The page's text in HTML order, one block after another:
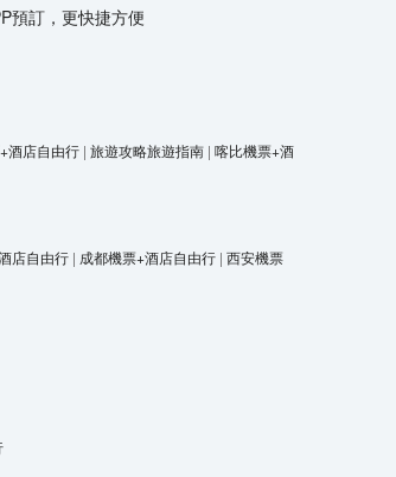
預訂，更快捷方便
酒店自由行 | 旅遊攻略旅遊指南 | 喀比機票+酒
店自由行 | 成都機票+酒店自由行 | 西安機票